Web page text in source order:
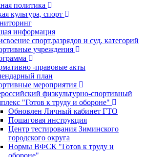
политика
культура, спорт
информация
спорт.разрядов и суд. категорий
учреждения
-правовые акты
план
мероприятия
физкультурно-спортивный
"Готов к труду и обороне"
Обновлен Личный кабинет ГТО
Пошаговая инструкция
Центр тестирования Зиминского
городского округа
Нормы ВФСК "Готов к труду и
обороне"